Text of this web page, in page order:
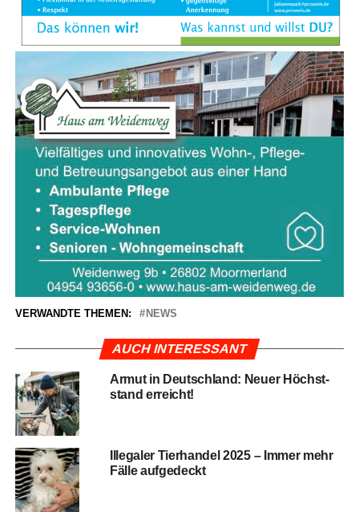
VERWANDTE THEMEN: NEWS
AUCH INTERESSANT
Armut in Deutsch­land: Neu­er Höchst­
stand erreicht!
Ille­ga­ler Tier­han­del 2025 – Immer mehr
Fäl­le aufgedeckt